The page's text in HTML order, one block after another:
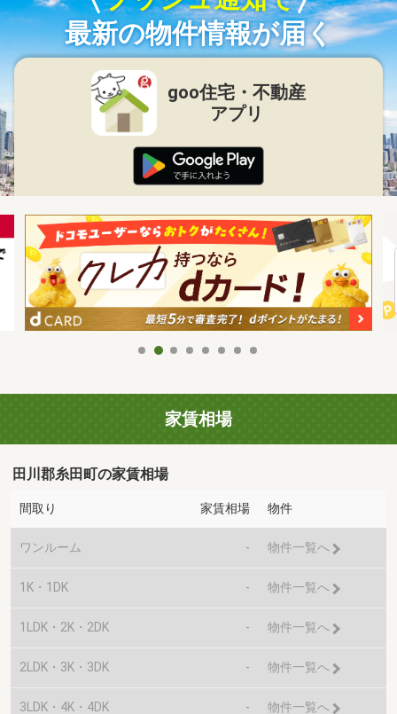
最新の物件情報が届く
goo住宅・不動産
アプリ
家賃相場
田川郡糸田町の家賃相場
間取り 家賃相場 物件
ワンルーム - 物件一覧へ
1K・1DK - 物件一覧へ
1LDK・2K・2DK - 物件一覧へ
2LDK・3K・3DK - 物件一覧へ
3LDK・4K・4DK - 物件一覧へ